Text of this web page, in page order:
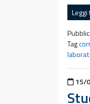
Tag
15/